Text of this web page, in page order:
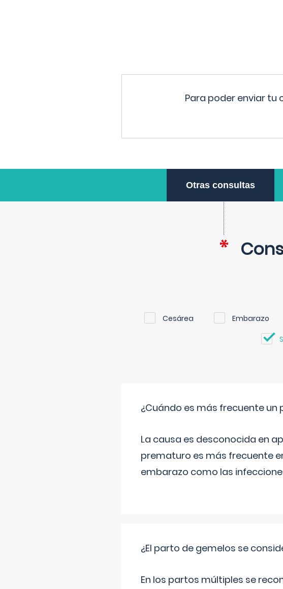
Para poder enviar tu
Otras consultas
Cesárea Embarazo
¿Cuándo es más frecuente
La causa es desconocida en
prematuro es más frecuente
embarazo como las
¿El parto de gemelos se
En los partos múltiples se